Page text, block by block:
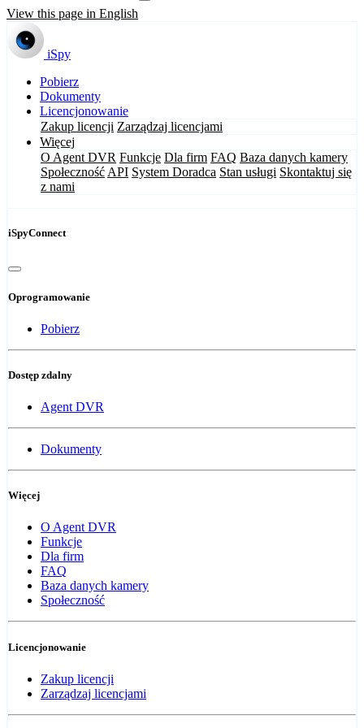
View this page in English
iSpy
Pobierz
Dokumenty
Licencjonowanie
Zakup licencji Zarządzaj licencjami
Więcej
O Agent DVR Funkcje Dla firm FAQ Baza danych kamery
Społeczność API System Doradca Stan usługi Skontaktuj się
z nami
iSpyConnect
Oprogramowanie
Pobierz
Dostęp zdalny
Agent DVR
Dokumenty
Więcej
O Agent DVR
Funkcje
Dla firm
FAQ
Baza danych kamery
Społeczność
Licencjonowanie
Zakup licencji
Zarządzaj licencjami